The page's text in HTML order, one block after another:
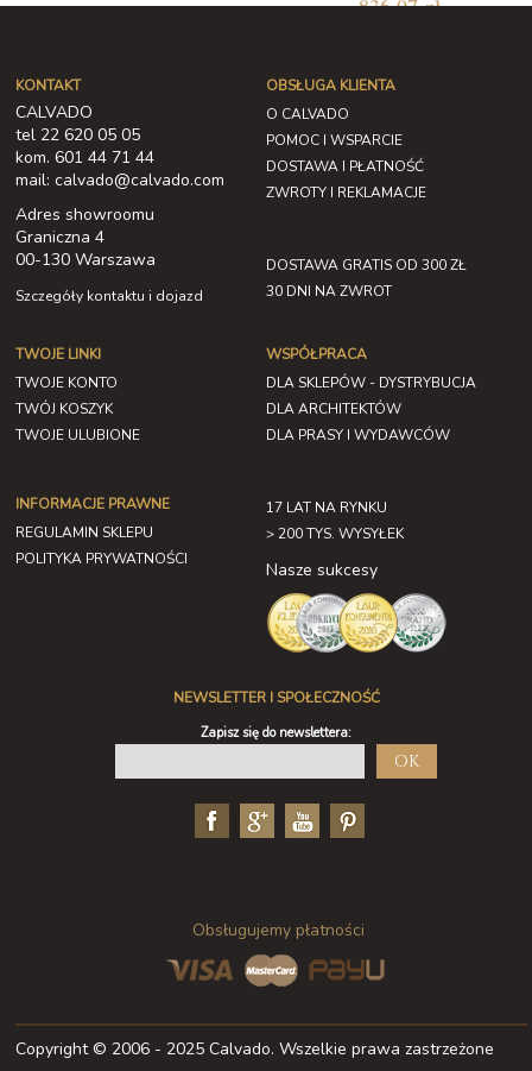
836,07 zł
KONTAKT
CALVADO
tel 22 620 05 05
kom. 601 44 71 44
mail: calvado@calvado.com
Adres showroomu
Graniczna 4
00-130 Warszawa
Szczegóły kontaktu i dojazd
OBSŁUGA KLIENTA
O CALVADO
POMOC I WSPARCIE
DOSTAWA I PŁATNOŚĆ
ZWROTY I REKLAMACJE
DOSTAWA GRATIS OD 300 ZŁ
30 DNI NA ZWROT
TWOJE LINKI
TWOJE KONTO
TWÓJ KOSZYK
TWOJE ULUBIONE
INFORMACJE PRAWNE
REGULAMIN SKLEPU
POLITYKA PRYWATNOŚCI
WSPÓŁPRACA
DLA SKLEPÓW - DYSTRYBUCJA
DLA ARCHITEKTÓW
DLA PRASY I WYDAWCÓW
17 LAT NA RYNKU
> 200 TYS. WYSYŁEK
Nasze sukcesy
NEWSLETTER I SPOŁECZNOŚĆ
Zapisz się do newslettera:
OK
Obsługujemy płatności
Copyright © 2006 - 2025 Calvado. Wszelkie prawa zastrzeżone